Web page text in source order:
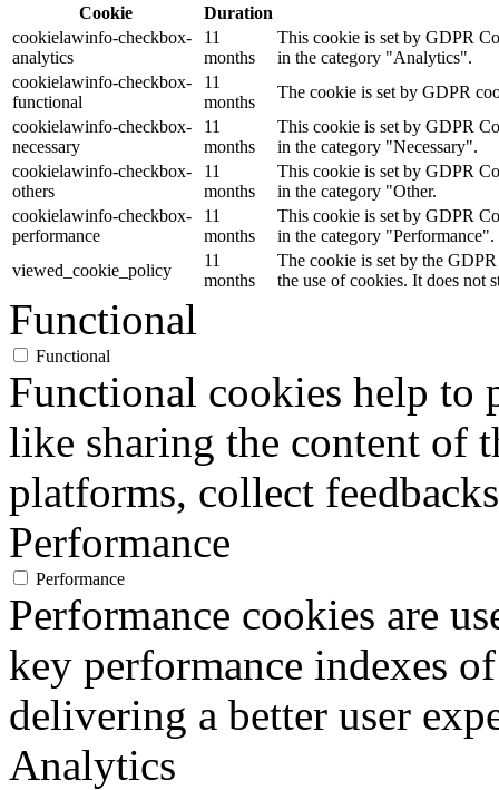
Cookie
Duration
cookielawinfo-checkbox-
analytics
11
months
This cookie is set by GDPR
in the category "Analytics".
cookielawinfo-checkbox-
functional
11
months
The cookie is set by GDPR
cookielawinfo-checkbox-
necessary
11
months
This cookie is set by GDPR
in the category "Necessary".
cookielawinfo-checkbox-
others
11
months
This cookie is set by GDPR
in the category "Other.
cookielawinfo-checkbox-
performance
11
months
This cookie is set by GDPR
in the category "Performance".
viewed_cookie_policy
11
months
The cookie is set by the
the use of cookies. It does not
Functional
Functional
Functional cookies help to
like sharing the content of
platforms, collect
Performance
Performance
Performance cookies are
key performance indexes
delivering a better user
Analytics